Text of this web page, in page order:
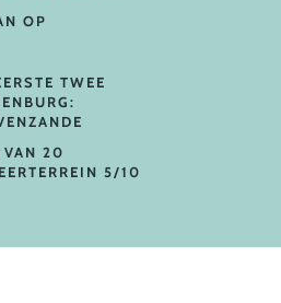
OP
TWEE
VAN 20
5/10
KRIJGT